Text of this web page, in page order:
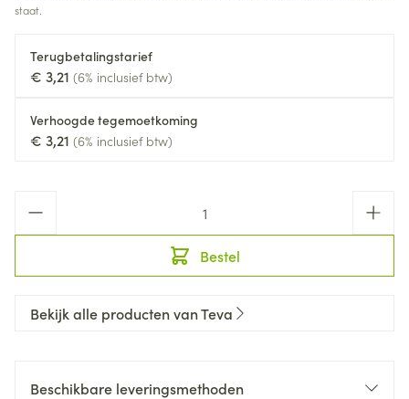
staat.
Terugbetalingstarief
€ 3,21 (6% inclusief btw)
Verhoogde tegemoetkoming
€ 3,21 (6% inclusief btw)
Bestel
Bekijk alle producten van Teva
Beschikbare leveringsmethoden